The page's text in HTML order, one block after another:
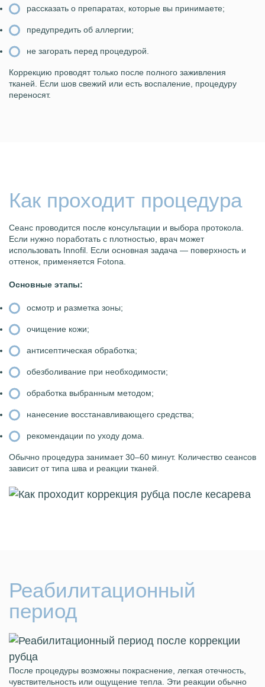
рассказать о препаратах, которые вы принимаете;
предупредить об аллергии;
не загорать перед процедурой.
Коррекцию проводят только после полного заживления
тканей. Если шов свежий или есть воспаление, процедуру
переносят.
Как проходит процедура
Сеанс проводится после консультации и выбора протокола.
Если нужно поработать с плотностью, врач может
использовать Innofil. Если основная задача — поверхность и
оттенок, применяется Fotona.
Основные этапы:
осмотр и разметка зоны;
очищение кожи;
антисептическая обработка;
обезболивание при необходимости;
обработка выбранным методом;
нанесение восстанавливающего средства;
рекомендации по уходу дома.
Обычно процедура занимает 30–60 минут. Количество сеансов
зависит от типа шва и реакции тканей.
Реабилитационный
период
После процедуры возможны покраснение, легкая отечность,
чувствительность или ощущение тепла. Эти реакции обычно